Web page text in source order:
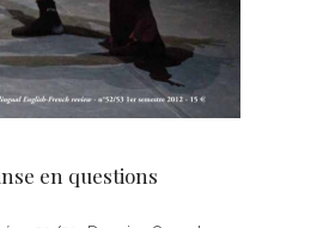
en questions